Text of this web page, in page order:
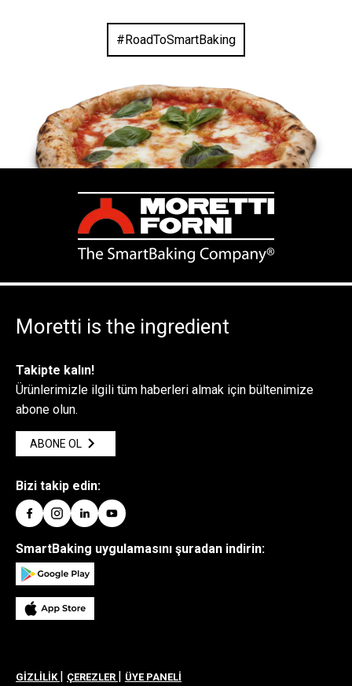
#RoadToSmartBaking
Moretti is the ingredient
Takipte kalın!
Ürünlerimizle ilgili tüm haberleri almak için bültenimize
abone olun.
ABONE OL
Bizi takip edin:
SmartBaking uygulamasını şuradan indirin:
GİZLİLİK | ÇEREZLER | ÜYE PANELİ